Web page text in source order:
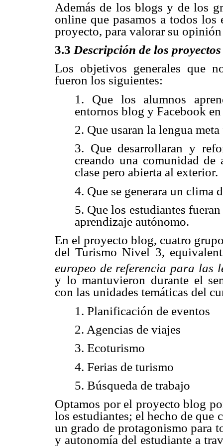
Además de los blogs y de los
online que pasamos a todos
proyecto, para valorar su
3.3 Descripción de los proyectos
Los objetivos generales que
fueron los siguientes:
1. Que los alumnos
entornos blog y Facebook
2. Que usaran la lengua
3. Que desarrollaran y
creando una comunidad
clase pero abierta al exterior.
4. Que se generara un clima
5. Que los estudiantes
aprendizaje autónomo.
En el proyecto blog, cuatro
del Turismo Nivel 3,
europeo de referencia para las
y lo mantuvieron durante el
con las unidades temáticas del
1. Planificación de eventos
2. Agencias de viajes
3. Ecoturismo
4. Ferias de turismo
5. Búsqueda de trabajo
Optamos por el proyecto blog
los estudiantes; el hecho de
un grado de protagonismo para
y autonomía del estudiante a